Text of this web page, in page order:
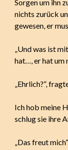
Sorgen um ihn
nichts zurück
gewesen, er
„Und was ist
hat…, er hat um
„Ehrlich?“,
Ich hob meine
schlug sie ihre
„Das freut